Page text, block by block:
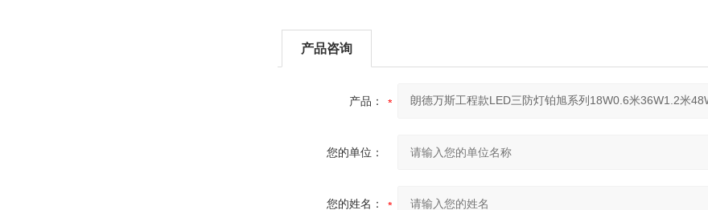
产品咨询
产品：
您的单位：
您的姓名：